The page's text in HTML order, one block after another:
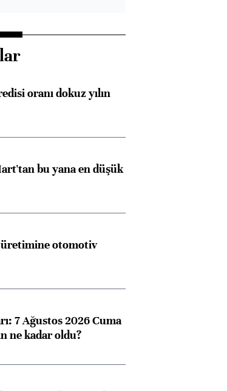
oranı dokuz yılın
bu yana en düşük
üretimine otomotiv
7 Ağustos 2026 Cuma
ne kadar oldu?